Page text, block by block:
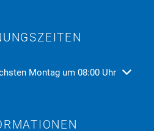
oder Schließzeiten
Montag um 08:00 Uhr